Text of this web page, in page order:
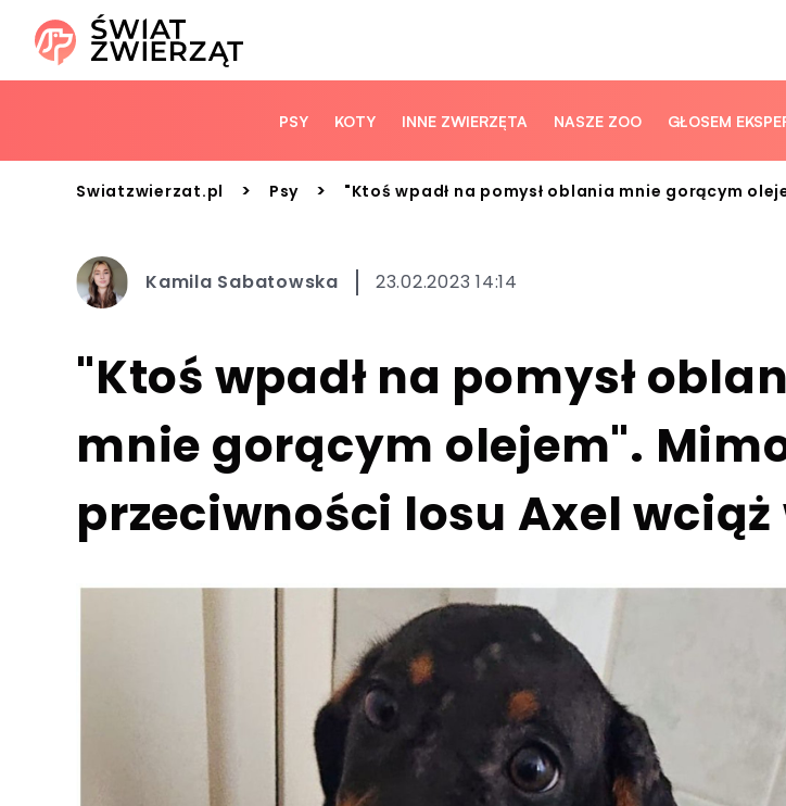
PSY KOTY INNE ZWIERZĘTA NASZE ZOO GŁOSEM
Swiatzwierzat.pl > Psy > "Ktoś wpadł na pomysł oblania mnie gorącym
Kamila Sabatowska 23.02.2023 14:14
"Ktoś wpadł na pomysł
mnie gorącym olejem".
przeciwności losu Axel